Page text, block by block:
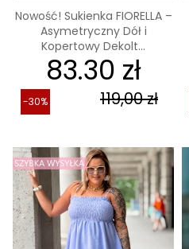
Nowość! Sukienka FIORELLA –
Asymetryczny Dół i
Kopertowy Dekolt...
83.30 zł
119,00 zł
-30%